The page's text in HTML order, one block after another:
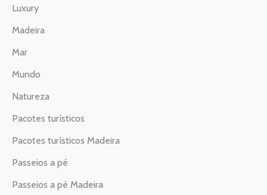
Luxury
Madeira
Mar
Mundo
Natureza
Pacotes turísticos
Pacotes turísticos Madeira
Passeios a pé
Passeios a pé Madeira